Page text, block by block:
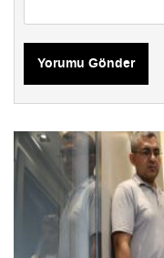
Yorumu Gönder